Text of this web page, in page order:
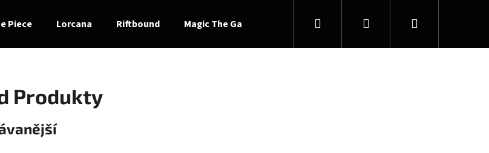
Piece Lorcana Riftbound Magic The Gathering Přihlášení
Produkty
HLEDAT